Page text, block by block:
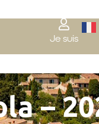
Je suis
–